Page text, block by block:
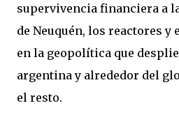
supervivencia financiera a
de Neuquén, los reactores y
en la geopolítica que
argentina y alrededor del
el resto.